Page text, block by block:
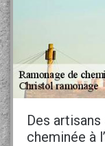
Des
cheminée à